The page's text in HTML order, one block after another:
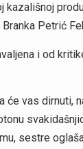
kazališnoj
Petrić
i od
će vas
sestre